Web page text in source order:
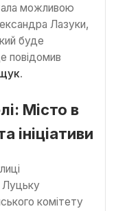
можливою
Лазуки,
буде
повідомив
.
Місто в
ініціативи
Луцьку
комітету